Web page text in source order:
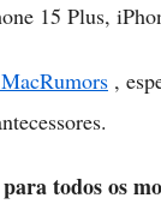
15 Plus,
,
todos os